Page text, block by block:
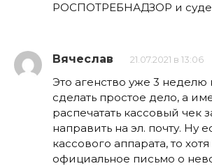
РОСПОТРЕБНАДЗОР и
Вячеслав 21.07.2021 в 13:06
Это агенство уже 3 неделю
сделать простое дело, а
распечатать кассовый чек
направить на эл. почту. Ну
кассового аппарата, то
официальное письмо о